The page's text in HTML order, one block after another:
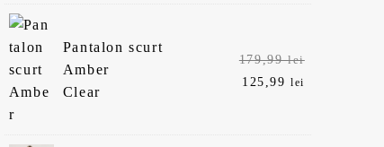
Pantalon scurt
Amber
Clear
179,99lei
125,99lei